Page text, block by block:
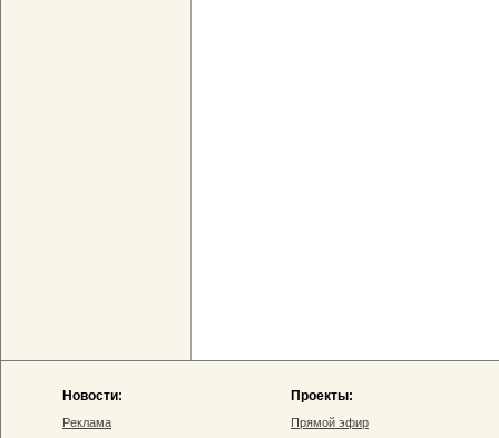
Новости:
Реклама
Проекты:
Прямой эфир